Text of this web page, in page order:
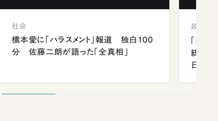
社会
橋本愛に「ハラスメント」報道 独白100
分 佐藤二朗が語った「全真相」
政治
「楽し
統領と
日米